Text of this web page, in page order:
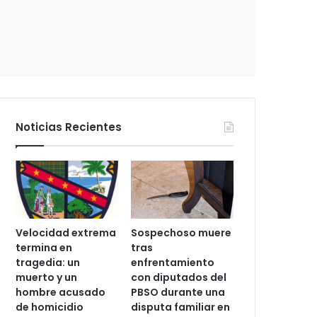
i
o
Noticias Recientes
Velocidad extrema
termina en
tragedia: un
muerto y un
hombre acusado
de homicidio
Sospechoso muere
tras
enfrentamiento
con diputados del
PBSO durante una
disputa familiar en